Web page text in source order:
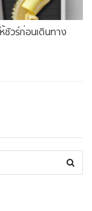
ชัวร์ก่อนเดินทาง